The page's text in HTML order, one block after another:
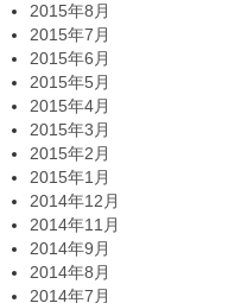
2015年8月
2015年7月
2015年6月
2015年5月
2015年4月
2015年3月
2015年2月
2015年1月
2014年12月
2014年11月
2014年9月
2014年8月
2014年7月